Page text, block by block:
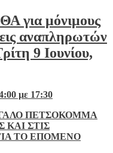
για μόνιμους
αναπληρωτών
9 Ιουνίου,
με 17:30
ΠΕΤΣΟΚΟΜΜΑ
ΚΑΙ ΣΤΙΣ
ΤΟ ΕΠΟΜΕΝΟ